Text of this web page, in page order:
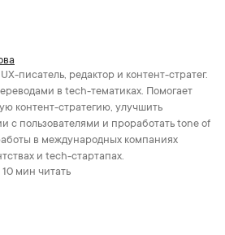
писатель, редактор и контент-стратег.
в tech-тематиках. Помогает
контент-стратегию, улучшить
с пользователями и проработать tone of
в международных компаниях
и tech-стартапах.
10 мин читать